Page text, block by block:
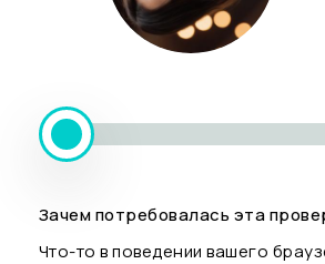
Зачем потребовалась эта
Что-то в поведении вашего